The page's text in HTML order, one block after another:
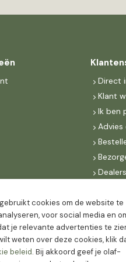
Direct
Klant
Ik ben
Dealers
FAQ
cookies om de website te
voor social media en
je relevante advertenties te
weten over deze cookies, klik
beleid. Bij akkoord geef je olaf-